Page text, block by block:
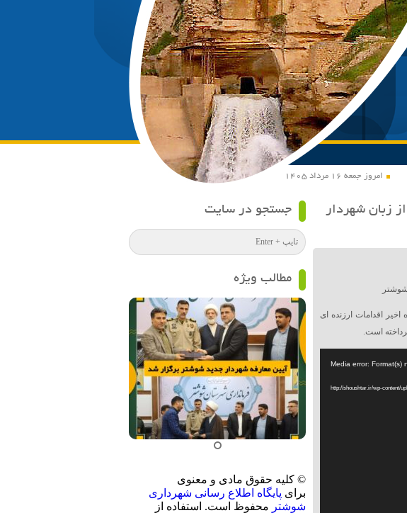
امروز جمعه ۱۶ مرداد ۱۴۰۵
زبان شهردار
اقدامات ارزنده ای
است.
Media error: Format(s)
جستجو در سایت
مطالب ویژه
© کلیه حقوق مادی و معنوی
برای پایگاه اطلاع رسانی شهرداری
شوشتر محفوظ است. استفاده از